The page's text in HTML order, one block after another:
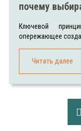
почему
Ключевой
опережающее
Читать далее